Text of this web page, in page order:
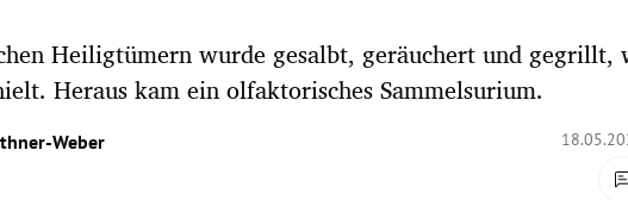
Heiligtümern wurde gesalbt, geräuchert und gegrillt,
Heraus kam ein olfaktorisches Sammelsurium.
Weber